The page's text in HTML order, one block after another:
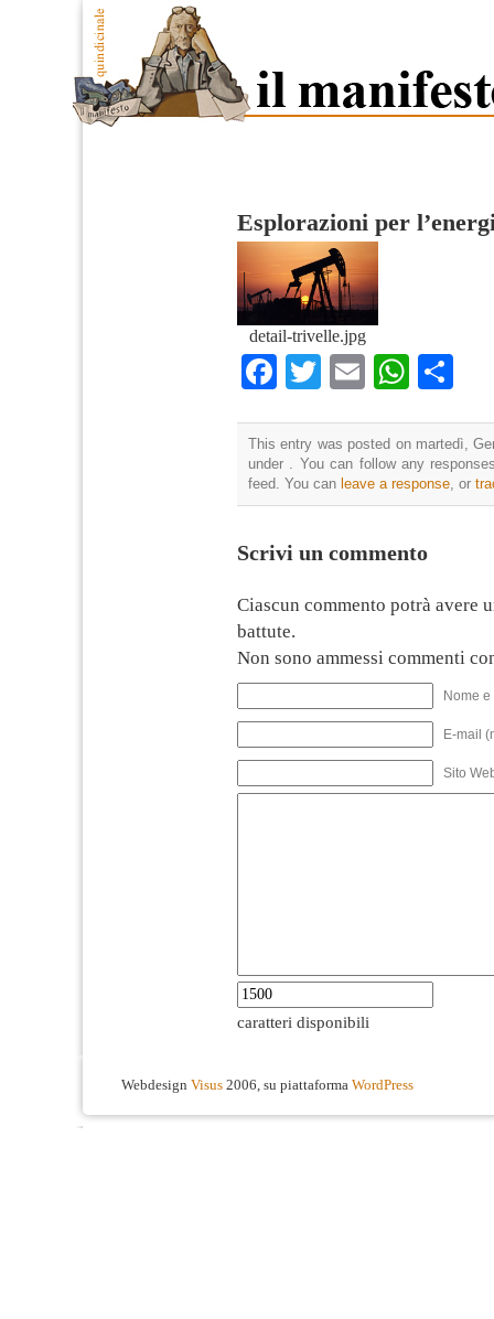
Esplorazioni per
detail-trivelle.jpg
Facebook
TwitterEmail
This entry was posted on martedì,
under . You can follow any
feed. You can leave a response , or
Scrivi un commento
Ciascun commento potrà avere
battute.
Non sono ammessi commenti
Nome
E-mail
Sito
caratteri disponibili
Webdesign Visus 2006, su piattaforma WordPress